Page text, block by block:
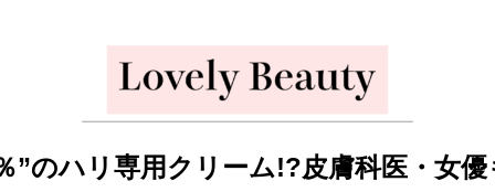
”のハリ専用クリーム!?皮膚科医・女